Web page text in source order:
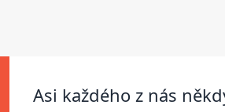
Asi každého z nás